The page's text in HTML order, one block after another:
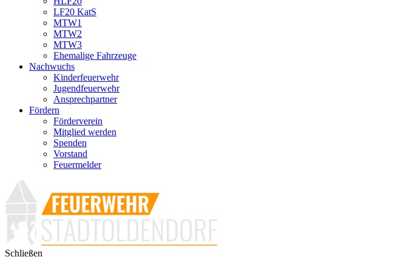
LF20 KatS
MTW1
MTW2
MTW3
Ehemalige Fahrzeuge
Nachwuchs
Kinderfeuerwehr
Jugendfeuerwehr
Ansprechpartner
Fördern
Förderverein
Mitglied werden
Spenden
Vorstand
Feuermelder
Schließen